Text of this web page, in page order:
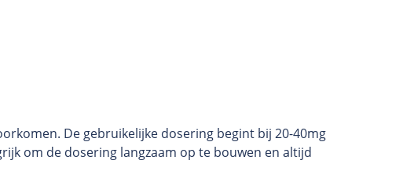
De gebruikelijke dosering begint bij 20-40mg
om de dosering langzaam op te bouwen en altijd